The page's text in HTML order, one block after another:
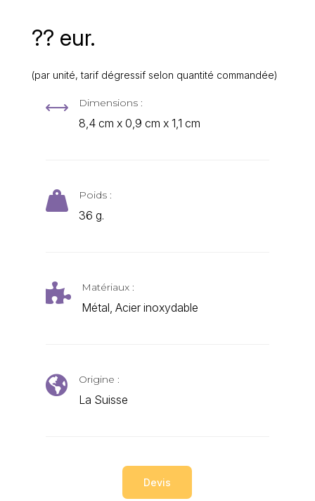
?? eur.
(par unité, tarif dégressif selon quantité commandée)
, Dimensions :
8,4 cm x 0,9 cm x 1,1 cm
 Poids :
36 g.
 Matériaux :
Métal, Acier inoxydable
 Origine :
La Suisse
Devis